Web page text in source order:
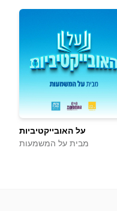
על האובייקטיביות
מבית על המשמעות